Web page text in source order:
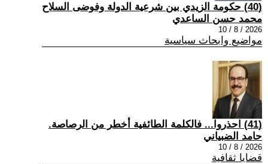
(40) حكومة الزيدي بين شرعية الدولة وفوضى السلاح
محمد حسن الساعدي
2026 / 8 / 10
مواضيع وابحاث سياسية
(41) احذروا... فالكلمة الطائفية أخطر من الرصاصة.
حامد الضبياني
2026 / 8 / 10
قضايا ثقافية